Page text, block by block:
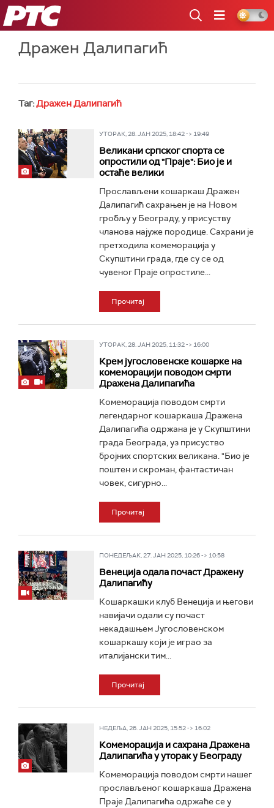
РТС
Дражен Далипагић
Таг:Дражен Далипагић
УТОРАК, 28. ЈАН 2025, 18:42 -> 19:49
Великани српског спорта се
опростили од "Праје": Био је и
остаће велики
Прослављени кошаркаш Дражен
Далипагић сахрањен је на Новом
гробљу у Београду, у присуству
чланова најуже породице. Сахрани је
претходила комеморација у
Скупштини града, где су се од
чувеног Праје опростиле...
Прочитај
УТОРАК, 28. ЈАН 2025, 11:32 -> 16:00
Крем југословенске кошарке на
комеморацији поводом смрти
Дражена Далипагића
Комеморација поводом смрти
легендарног кошаркаша Дражена
Далипагића одржана је у Скупштини
града Београда, уз присуство
бројних спортских великана. "Био је
поштен и скроман, фантастичан
човек, сигурно...
Прочитај
ПОНЕДЕЉАК, 27. ЈАН 2025, 10:26 -> 10:58
Венеција одала почаст Дражену
Далипагићу
Кошаркашки клуб Венеција и његови
навијачи одали су почаст
некадашњем Југословенском
кошаркашу који је играо за
италијански тим...
Прочитај
НЕДЕЉА, 26. ЈАН 2025, 15:52 -> 16:02
Комеморација и сахрана Дражена
Далипагића у уторак у Београду
Комеморација поводом смрти нашег
прослављеног кошаркаша Дражена
Праје Далипагића одржаће се у